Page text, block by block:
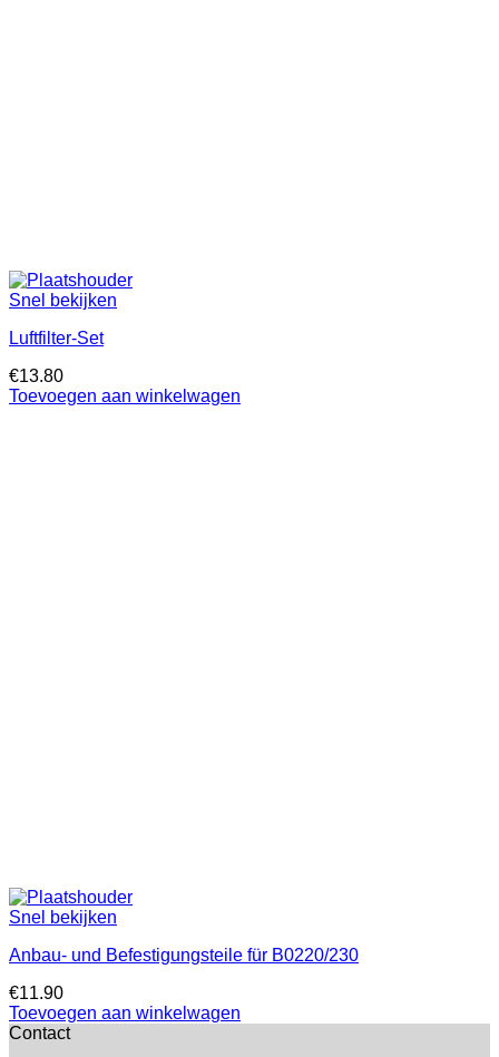
Snel bekijken
Luftfilter-Set
€13.80
Toevoegen aan winkelwagen
Snel bekijken
Anbau- und Befestigungsteile für B0220/230
€11.90
Toevoegen aan winkelwagen
Contact